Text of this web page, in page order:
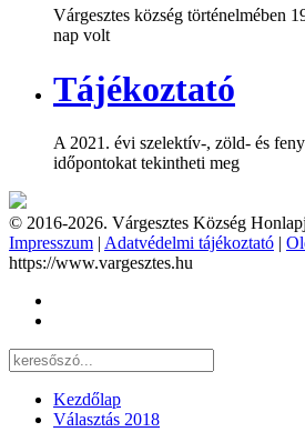
Várgesztes község történelmében
nap volt
Tájékoztató
A 2021. évi szelektív-, zöld- és
időpontokat tekintheti meg
© 2016-2026. Várgesztes Község
Impresszum Adatvédelmi tájékoztató
https://www.vargesztes.hu
Kezdőlap
Választás 2018